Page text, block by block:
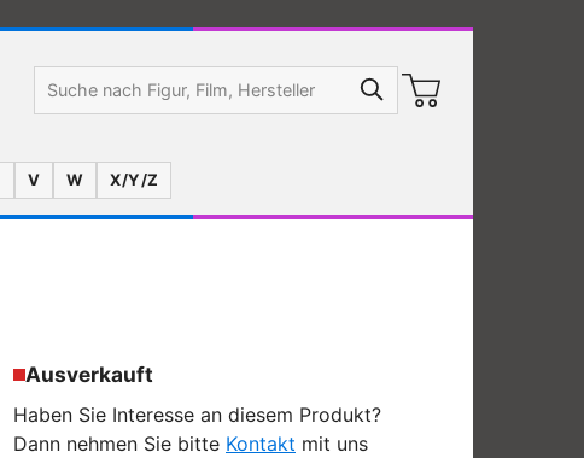
V W X/Y/Z
Ausverkauft
Haben Sie Interesse an diesem Produkt?
Dann nehmen Sie bitte Kontakt mit uns